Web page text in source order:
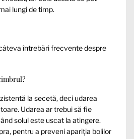
lungi de timp.
întrebări frecvente despre
la secetă, deci udarea
Udarea ar trebui să fie
solul este uscat la atingere.
pentru a preveni apariția bolilor